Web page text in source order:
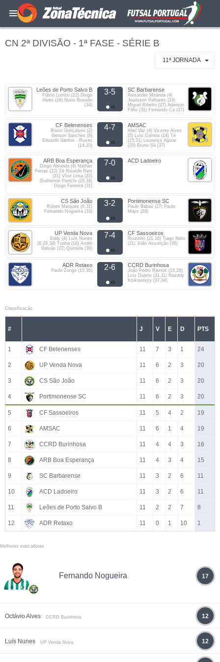
CN 2ª DIVISÃO - 1ª FASE - SÉRIE B
11ª JORNADA
Leões de Porto Salvo B
Flávio Lumbu (12) Diogo
Alves (16) Nuno Rosado
(34)
3-5 SC Barbarense
Alexandre Miranda (4)
Joailsson Palhares (14)
Miguel Ribeiro (27) Aderson
Filho (31) Fernando Ca (37)
CF Belenenses
Bruno Gonçalves (2)
Gerson Sanches (8)
Eduardo Santos - Russo
(14,10)
4-7 AMSAC
Abel Vaz (4) Vicente Alves
(5) Luís Correia (14) Té
(15,31) Lourenço Aguiar
(29) Bruno Sá (37)
ARB Boa Esperança
Diogo Almeida (4) Nathan
Ferraz (12) Zé Ricardo Reis
(21) Vítor Lima (22)
Guilherme Panichi (29,34)
Diogo Ferreira (31)
7-0 ACD Ladoeiro
CS São João
Rúben Marques (6,31)
Fernando Nogueira (33)
3-2 Portimonense SC
Paulo Babau (27) Paulo
Major (28)
UP Venda Nova
Eddy (4) Luís Nunes
(6,29,38) Tunha (18) André
Galvão (27) Quintela (39)
7-4 CF Sassoeiros
Ruizinho (21,16) Tiago Neto
(21) João Assunção (36)
ADR Retaxo
Paulo Zongo (10,35) 2-6 CCRD Burinhosa
João Pedro Ramos (18,28)
Luís Duarte (31,11) Nazariy
Krukovskyy (37,34)
Classificacão
# J V E D PTS
1 CF Belenenses 11 7 3 1 24
2 UP Venda Nova 11 6 2 3 20
3 CS São João 11 6 2 3 20
4 Portimonense SC 11 6 2 3 20
5 CF Sassoeiros 11 5 4 2 19
6 AMSAC 11 6 1 4 19
7 CCRD Burinhosa 11 4 4 3 16
8 ARB Boa Esperança 11 4 3 4 15
9 SC Barbarense 11 3 2 6 11
10 ACD Ladoeiro 11 3 2 6 11
11 Leões de Porto Salvo B 11 2 2 7 8
12 ADR Retaxo 11 0 1 10 1
Melhores marcadores
Fernando Nogueira 17
Octávio Alves CCRD Burinhosa 12
Luís Nunes UP Venda Nova 12